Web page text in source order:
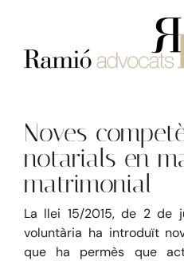
content
La Firma
Serveis Jurídics
Noves
notarials en
matrimonial
La llei 15/2015, de 2 de
voluntària ha introduït
que ha permès que